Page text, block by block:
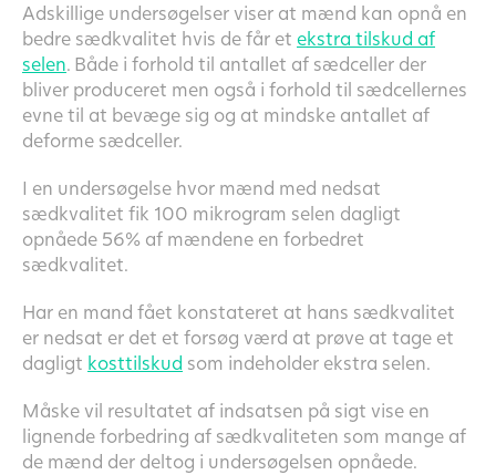
Adskillige undersøgelser viser at mænd kan opnå en
bedre sædkvalitet hvis de får et ekstra tilskud af
selen. Både i forhold til antallet af sædceller der
bliver produceret men også i forhold til sædcellernes
evne til at bevæge sig og at mindske antallet af
deforme sædceller.
I en undersøgelse hvor mænd med nedsat
sædkvalitet fik 100 mikrogram selen dagligt
opnåede 56% af mændene en forbedret
sædkvalitet.
Har en mand fået konstateret at hans sædkvalitet
er nedsat er det et forsøg værd at prøve at tage et
dagligt kosttilskud som indeholder ekstra selen.
Måske vil resultatet af indsatsen på sigt vise en
lignende forbedring af sædkvaliteten som mange af
de mænd der deltog i undersøgelsen opnåede.